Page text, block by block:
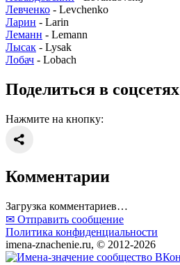
Левченко - Levchenko
Ларин - Larin
Леманн - Lemann
Лысак - Lysak
Лобач - Lobach
Поделиться в соцсетях
Нажмите на кнопку:
Комментарии
Загрузка комментариев…
✉ Отправить сообщение
Политика конфиденциальности
imena-znachenie.ru, © 2012-2026